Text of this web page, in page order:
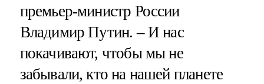
премьер-министр России
Владимир Путин. – И нас
покачивают, чтобы мы не
забывали, кто на нашей планете